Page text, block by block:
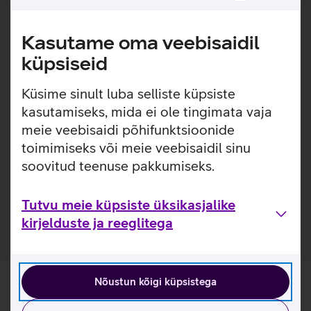
Kasutame oma veebisaidil
küpsiseid
Küsime sinult luba selliste küpsiste
kasutamiseks, mida ei ole tingimata vaja
meie veebisaidi põhifunktsioonide
toimimiseks või meie veebisaidil sinu
soovitud teenuse pakkumiseks.
Tutvu meie küpsiste üksikasjalike
kirjelduste ja reeglitega
Nõustun kõigi küpsistega
ühendada ja mugav kõikjale kaasa võtta.
Ühildub operatsioonisüsteemidega:
Windows XP, Vista, 7, Windows 8, 10
Mac OS X 10.5 või hilisem
Linux Kernel 2.6+
Google Chrome OS
Kasulikud lingid
Tutvu Logitech M220 juhtmeta hiire omadustega